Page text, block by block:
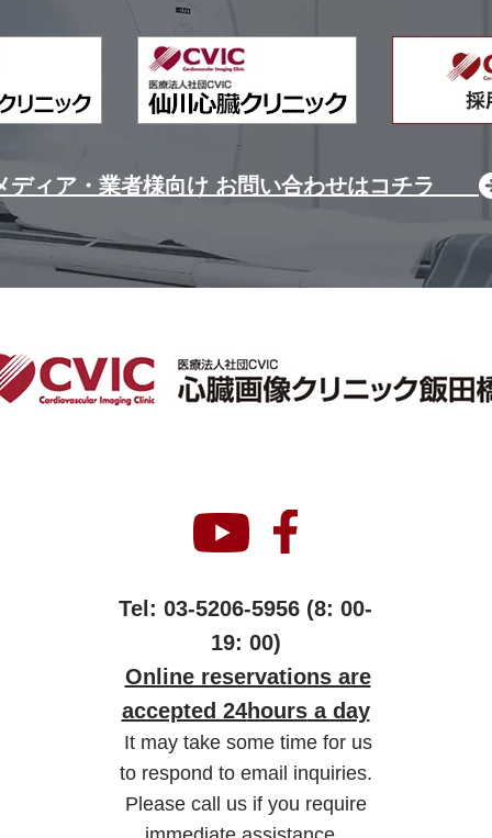
ディア・業者様向け お問い合わせはコチラ
Tel: 03-5206-5956 (8: 00-
19: 00)
Online reservations are
accepted 24hoursa day
It may take some time for us
to respond to email inquiries.
Please call us if you require